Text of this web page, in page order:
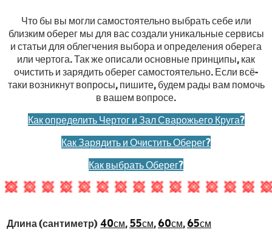
Что бы вы могли самостоятельно выбрать себе или
близким оберег мы для вас создали уникальные сервисы
и статьи для облегчения выбора и определения оберега
или чертога. Так же описали основные принципы, как
очистить и зарядить оберег самостоятельно. Если всё-
таки возникнут вопросы, пишите, будем рады вам помочь
в вашем вопросе.
Как определить Чертог и Зал Сварожьего Круга?
Как Зарядить и Очистить Оберег?
Как выбрать Оберег?
Длина (сантиметр) 40см,55см,60см,65см